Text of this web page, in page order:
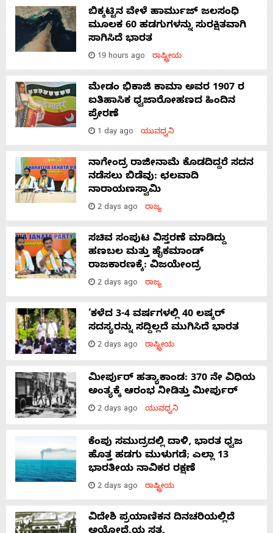
ಬಿಕ್ಕಟ್ಟಿನ ವೇಳೆ ಹಾರ್ಮುಜ್ ಜಲಸಂಧಿ
ಮೂಲಕ 60 ಹಡಗುಗಳನ್ನು ಸುರಕ್ಷಿತವಾಗಿ
ಸಾಗಿಸಿದೆ ಭಾರತ
19 hours ago ರಾಷ್ಟ್ರೀಯ
ಮೇಡಂ ಭಿಕಾಜಿ ಕಾಮಾ ಅವರ 1907 ರ
ಐತಿಹಾಸಿಕ ಧ್ವಜಾರೋಹಣದ ಹಿಂದಿನ
ಪ್ರೇರಣೆ
1 day ago ಯುವಧ್ವನಿ
ನಾಗೇಂದ್ರ ರಾಜೀನಾಮೆ ಕೊಡದಿದ್ದರೆ ಸದನ
ನಡೆಸಲು ಬಿಡೆವು: ಛಲವಾದಿ
ನಾರಾಯಣಸ್ವಾಮಿ
2 days ago ರಾಜ್ಯ
ಸಚಿವ ಸಂಪುಟ ವಿಸ್ತರಣೆ ಮಾಡಿದ್ದು
ಹಣಬಲ ಮತ್ತು ಹೈಕಮಾಂಡ್
ರಾಜಕಾರಣಕ್ಕೆ: ವಿಜಯೇಂದ್ರ
2 days ago ರಾಜ್ಯ
‘ಕಳೆದ 3-4 ವರ್ಷಗಳಲ್ಲಿ 40 ಲಷ್ಕರ್
ಸದಸ್ಯರನ್ನು ಸದ್ದಿಲ್ಲದೆ ಮುಗಿಸಿದೆ ಭಾರತ
2 days ago ರಾಷ್ಟ್ರೀಯ
ಮೀರ್ಪುರ್ ಹತ್ಯಾಕಾಂಡ: 370 ನೇ ವಿಧಿಯ
ಅಂತ್ಯಕ್ಕೆ ಆರಂಭ ನೀಡಿತ್ತು ಮೀರ್ಪುರ್
2 days ago ಯುವಧ್ವನಿ
ಕೆಂಪು ಸಮುದ್ರದಲ್ಲಿ ದಾಳಿ, ಭಾರತ ಧ್ವಜ
ಹೊತ್ತ ಹಡಗು ಮುಳುಗಡೆ; ಎಲ್ಲಾ 13
ಭಾರತೀಯ ನಾವಿಕರ ರಕ್ಷಣೆ
2 days ago ರಾಷ್ಟ್ರೀಯ
ವಿದೇಶಿ ಪ್ರಯಾಣಿಕನ ದಿನಚರಿಯಲ್ಲಿದೆ